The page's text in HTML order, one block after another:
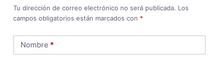
Tu dirección de correo electrónico no será publicada. Los
campos obligatorios están marcados con *
Nombre *